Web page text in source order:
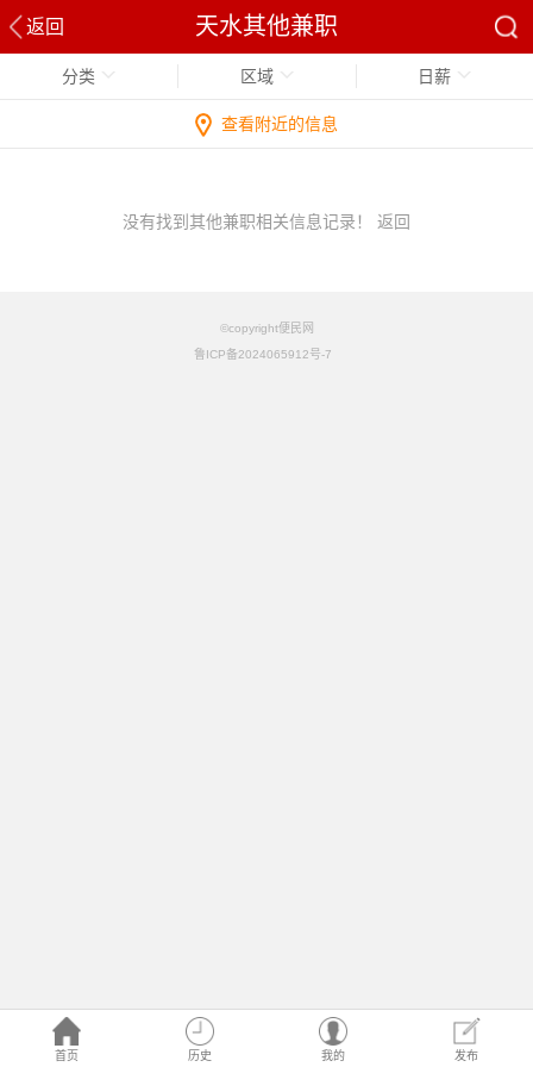
返回 天水其他兼职
首页 历史 我的 发布
分类 区域 日薪
查看附近的信息
没有找到其他兼职相关信息记录！ 返回
©copyright便民网
鲁ICP备2024065912号-7